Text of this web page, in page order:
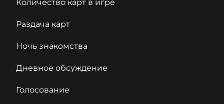
Количество карт в игре
Раздача карт
Ночь знакомства
Дневное обсуждение
Голосование